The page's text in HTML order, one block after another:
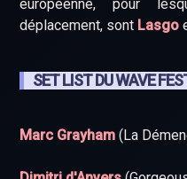
européenne, pour
déplacement, sont Lasgo
SET LIST DU WAVE
Marc Grayham (La